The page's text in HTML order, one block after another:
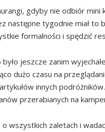
gdyby nie odbiór mini
tygodnie miał to
formalności i spędzić
było jeszcze zanim
dużo czasu na
innych
przerabianych na
wszystkich zaletach i